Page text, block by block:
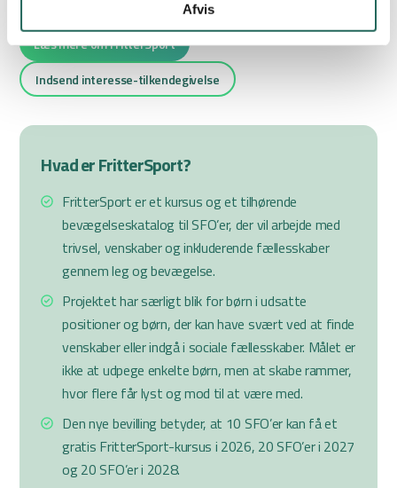
Afvis
Læs mere om FritterSport
Indsend interesse-tilkendegivelse
Hvad er FritterSport?
FritterSport er et kursus og et tilhørende
bevægelseskatalog til SFO’er, der vil arbejde med
trivsel, venskaber og inkluderende fællesskaber
gennem leg og bevægelse.
Projektet har særligt blik for børn i udsatte
positioner og børn, der kan have svært ved at finde
venskaber eller indgå i sociale fællesskaber. Målet er
ikke at udpege enkelte børn, men at skabe rammer,
hvor flere får lyst og mod til at være med.
Den nye bevilling betyder, at 10 SFO’er kan få et
gratis FritterSport-kursus i 2026, 20 SFO’er i 2027
og 20 SFO’er i 2028.